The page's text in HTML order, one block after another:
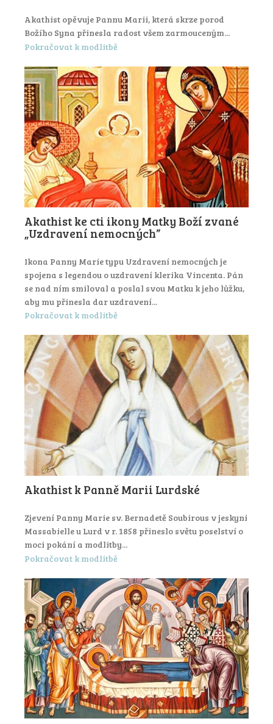
Akathist opěvuje Pannu Marii, která skrze porod
Božího Syna přinesla radost všem zarmouceným...
Pokračovat k modlitbě
Akathist ke cti ikony Matky Boží zvané
„Uzdravení nemocných”
Ikona Panny Marie typu Uzdravení nemocných je
spojena s legendou o uzdravení klerika Vincenta. Pán
se nad ním smiloval a poslal svou Matku k jeho lůžku,
aby mu přinesla dar uzdravení...
Pokračovat k modlitbě
Akathist k Panně Marii Lurdské
Zjevení Panny Marie sv. Bernadetě Soubirous v jeskyni
Massabielle u Lurd v r. 1858 přineslo světu poselství o
moci pokání a modlitby...
Pokračovat k modlitbě